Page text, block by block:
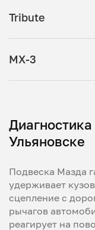
Tribute
MX-3
Ульяновске
Подвеска Мазда
удерживает
сцепление с
рычагов
реагирует на